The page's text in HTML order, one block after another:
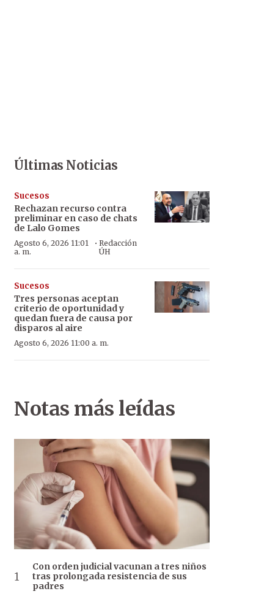
Últimas Noticias
Sucesos
Rechazan recurso contra
preliminar en caso de chats
de Lalo Gomes
Agosto 6, 2026 11:01
a. m.
·Redacción
ÚH
Sucesos
Tres personas aceptan
criterio de oportunidad y
quedan fuera de causa por
disparos al aire
Agosto 6, 2026 11:00 a. m.
Notas más leídas
Con orden judicial vacunan a tres niños
tras prolongada resistencia de sus
padres